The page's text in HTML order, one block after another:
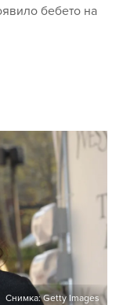
бебето на
Снимка: Getty Images